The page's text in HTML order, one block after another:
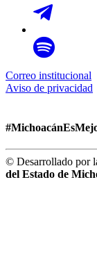
Correo institucional
Aviso de privacidad
© Desarrollado por
del Estado de